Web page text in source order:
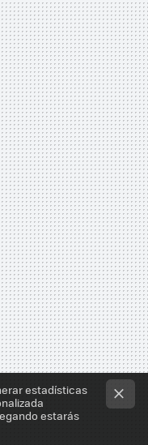
estadísticas
estarás